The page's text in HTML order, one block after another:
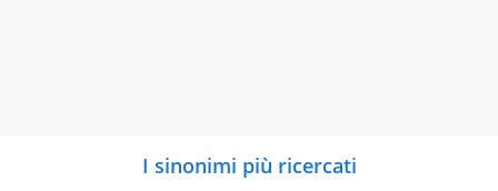
I sinonimi più ricercati